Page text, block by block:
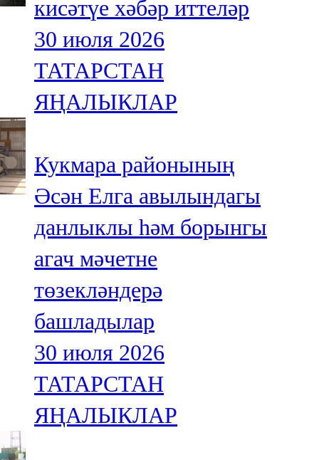
кисәтүе хәбәр иттеләр
30 июля 2026
ТАТАРСТАН
ЯҢАЛЫКЛАР
Кукмара районының
Әсән Елга авылындагы
данлыклы һәм борынгы
агач мәчетне
төзекләндерә
башладылар
30 июля 2026
ТАТАРСТАН
ЯҢАЛЫКЛАР